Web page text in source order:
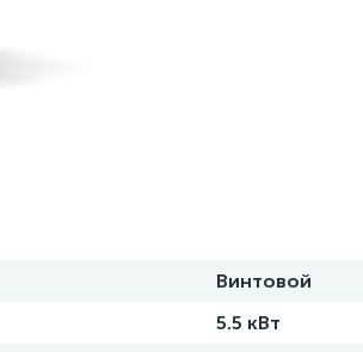
Винтовой
5.5 кВт